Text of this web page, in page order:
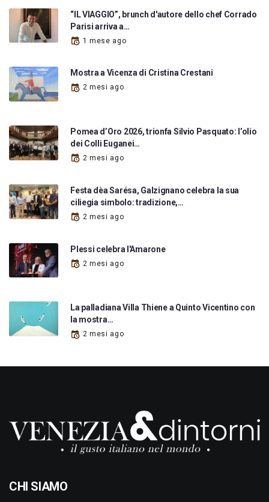
“IL VIAGGIO”, brunch d'autore dello chef Corrado
Parisi arriva a…
1 mese ago
Mostra a Vicenza di Cristina Crestani
2 mesi ago
Pomea d’Oro 2026, trionfa Silvio Pasquato: l’olio
dei Colli Euganei…
2 mesi ago
Festa dèa Sarésa, Galzignano celebra la sua
ciliegia simbolo: tradizione,…
2 mesi ago
Plessi celebra l'Amarone
2 mesi ago
La palladiana Villa Thiene a Quinto Vicentino con
la mostra…
2 mesi ago
CHI SIAMO